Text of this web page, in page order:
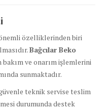
özelliklerinden biri
Bağcılar Beko
bakım ve onarım işlemlerini
sunmaktadır.
teknik servise teslim
durumunda destek